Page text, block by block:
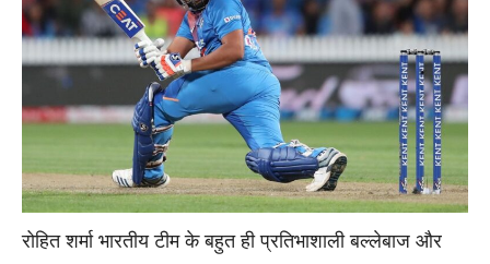
रोहित शर्मा भारतीय टीम के बहुत ही प्रतिभाशाली बल्लेबाज और